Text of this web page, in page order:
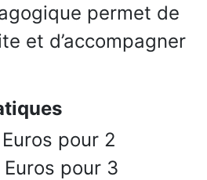
permet de
et d’accompagner
pour 2
pour 3